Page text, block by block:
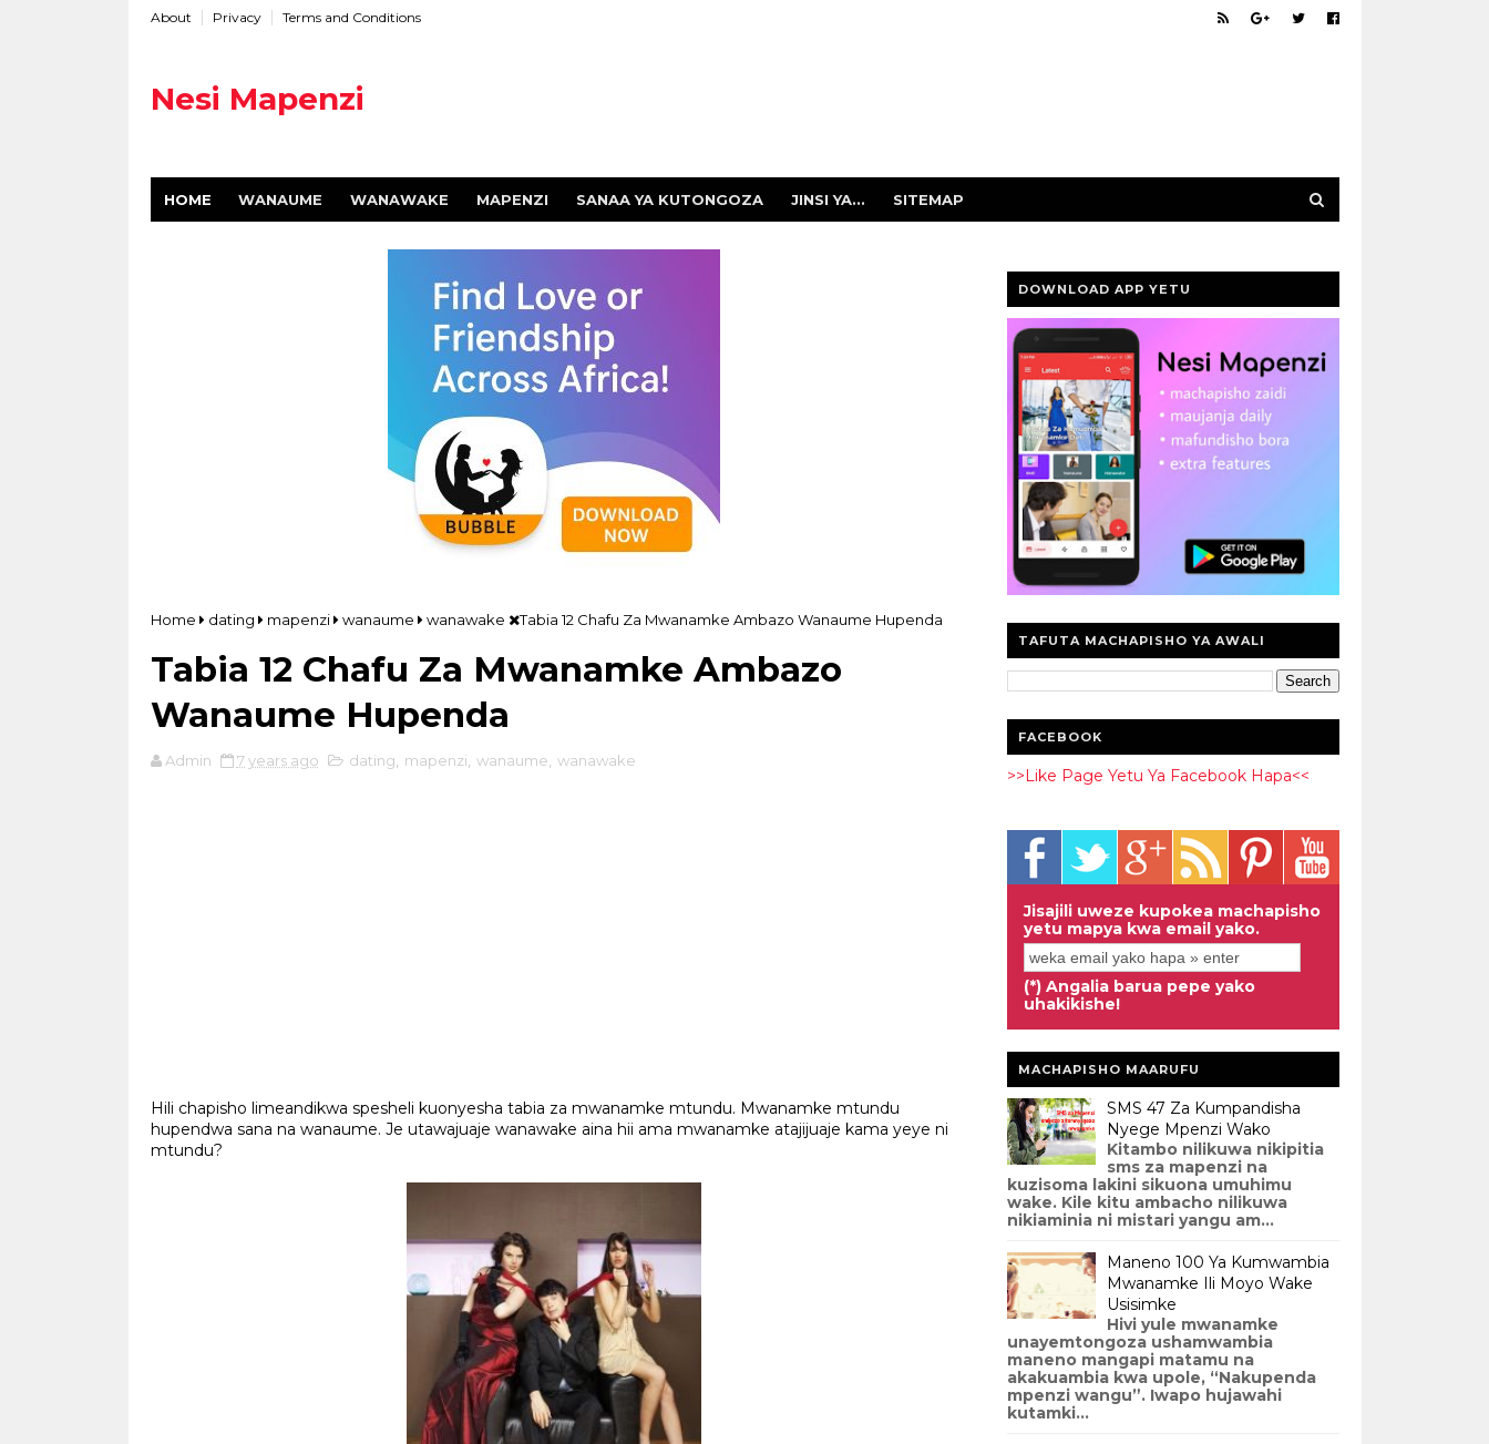
About Privacy Terms and Conditions
Nesi Mapenzi
HOME WANAUME WANAWAKE MAPENZI SANAA YA KUTONGOZA JINSI YA... SITEMAP
Home dating mapenzi wanaume wanawake Tabia 12 Chafu Za Mwanamke Ambazo Wanaume Hupenda
Tabia 12 Chafu Za Mwanamke Ambazo
Wanaume Hupenda
Admin 7 years ago dating mapenzi wanaume wanawake
Hili chapisho limeandikwa spesheli kuonyesha tabia za mwanamke mtundu. Mwanamke mtundu
hupendwa sana na wanaume. Je utawajuaje wanawake aina hii ama mwanamke atajijuaje kama yeye ni
mtundu?
DOWNLOAD APP YETU
TAFUTA MACHAPISHO YA AWALI
FACEBOOK
>>Like Page Yetu Ya Facebook Hapa<<
Jisajili uweze kupokea machapisho
yetu mapya kwa email yako.
(*) Angalia barua pepe yako
uhakikishe!
MACHAPISHO MAARUFU
SMS 47 Za Kumpandisha
Nyege Mpenzi Wako
Kitambo nilikuwa nikipitia
sms za mapenzi na
kuzisoma lakini sikuona umuhimu
wake. Kile kitu ambacho nilikuwa
nikiaminia ni mistari yangu am...
Maneno 100 Ya Kumwambia
Mwanamke Ili Moyo Wake
Usisimke
Hivi yule mwanamke
unayemtongoza ushamwambia
maneno mangapi matamu na
akakuambia kwa upole, “Nakupenda
mpenzi wangu”. Iwapo hujawahi
kutamki...